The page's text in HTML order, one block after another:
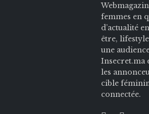
femmes en
d’actualité
être,
une
Insecret.ma
les
cible
connectée.